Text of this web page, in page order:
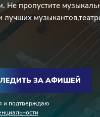
Не пропустите
лучших
ЗА АФИШЕЙ
и подтверждаю